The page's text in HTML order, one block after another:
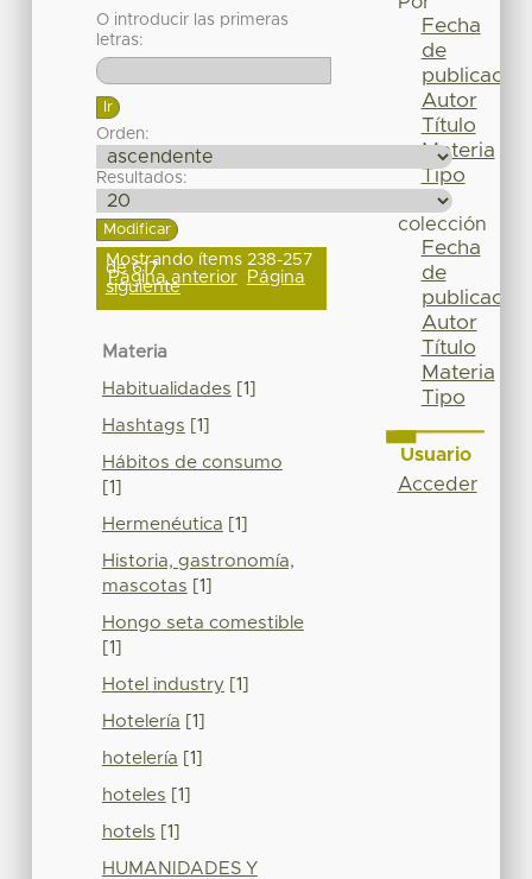
O introducir las primeras
letras:
Orden:
Resultados:
Mostrando ítems 238-257
de 617
Página anterior Página
siguiente
Materia
Habitualidades [1]
Hashtags [1]
Hábitos de consumo
[1]
Hermenéutica [1]
Historia, gastronomía,
mascotas [1]
Hongo seta comestible
[1]
Hotel industry[1]
Hotelería [1]
hotelería [1]
hoteles [1]
hotels [1]
HUMANIDADES Y
Fecha
de
publicación
Autor
Título
Materia
Tipo
colección
Fecha
de
publicación
Autor
Título
Materia
Tipo
Usuario
Acceder